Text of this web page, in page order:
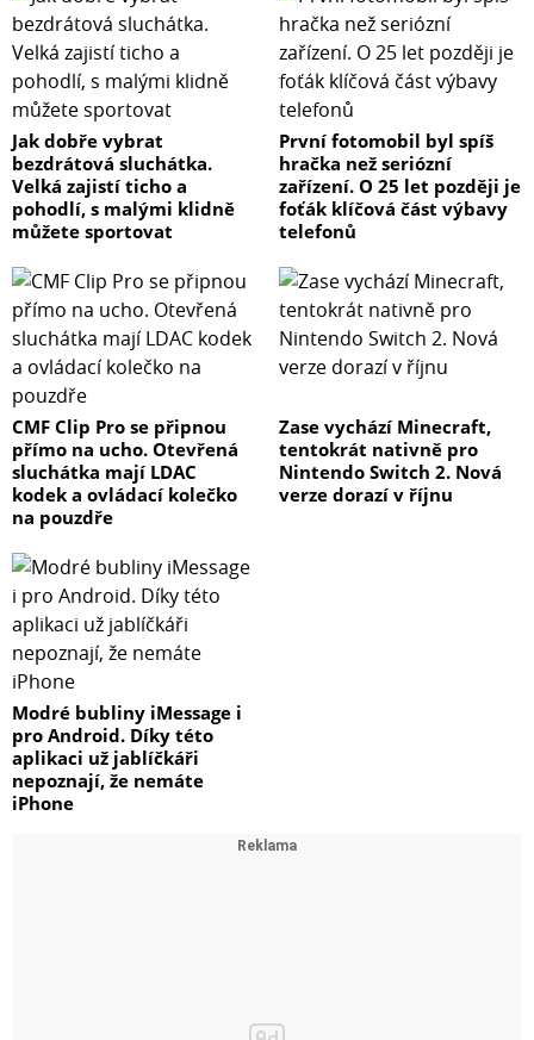
Jak dobře vybrat
bezdrátová sluchátka.
Velká zajistí ticho a
pohodlí, s malými klidně
můžete sportovat
První fotomobil byl spíš
hračka než seriózní
zařízení. O 25 let později je
foťák klíčová část výbavy
telefonů
CMF Clip Pro se připnou
přímo na ucho. Otevřená
sluchátka mají LDAC
kodek a ovládací kolečko
na pouzdře
Zase vychází Minecraft,
tentokrát nativně pro
Nintendo Switch 2. Nová
verze dorazí v říjnu
Modré bubliny iMessage i
pro Android. Díky této
aplikaci už jablíčkáři
nepoznají, že nemáte
iPhone